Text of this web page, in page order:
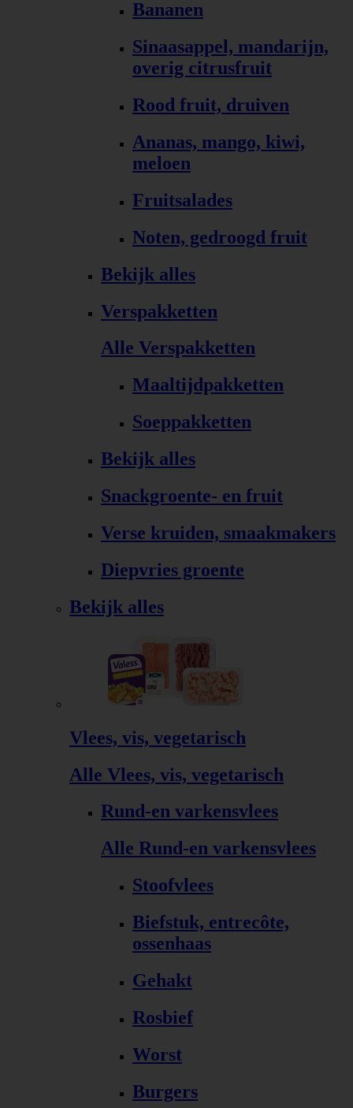
Bananen
Sinaasappel, mandarijn,
overig citrusfruit
Rood fruit, druiven
Ananas, mango, kiwi,
meloen
Fruitsalades
Noten, gedroogd fruit
Bekijk alles
Verspakketten
Alle Verspakketten
Maaltijdpakketten
Soeppakketten
Bekijk alles
Snackgroente- en fruit
Verse kruiden, smaakmakers
Diepvries groente
Bekijk alles
Vlees, vis, vegetarisch
Alle Vlees, vis, vegetarisch
Rund-en varkensvlees
Alle Rund-en varkensvlees
Stoofvlees
Biefstuk, entrecôte,
ossenhaas
Gehakt
Rosbief
Worst
Burgers